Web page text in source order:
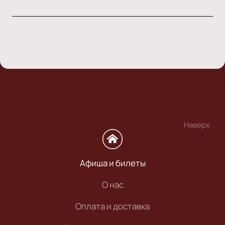
Наверх
Афиша и билеты
О нас
Оплата и доставка